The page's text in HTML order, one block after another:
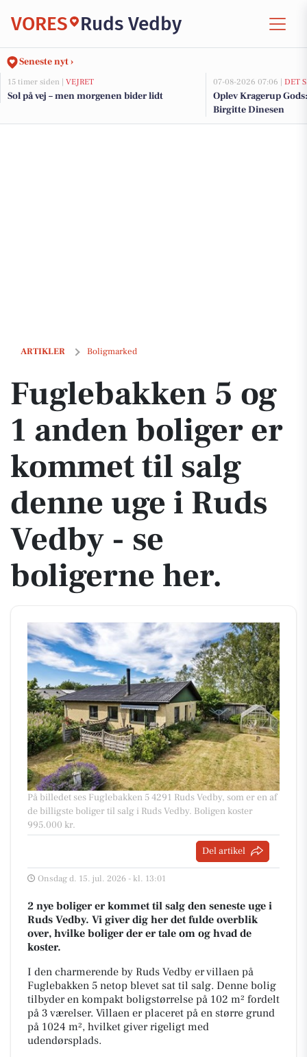
VORES Ruds Vedby
Seneste nyt ›
15 timer siden | VEJRET
Sol på vej – men morgenen bider lidt
07-08-2026 07:06 | DET
Oplev Kragerup
Birgitte Dinesen
ARTIKLER Boligmarked
Fuglebakken 5 og 1 anden boliger er kommet til salg denne uge i
Fuglebakken 5 og
1 anden boliger er
kommet til salg
denne uge i Ruds
Vedby - se
boligerne her.
På billedet ses Fuglebakken 5 4291 Ruds Vedby, som er en af
de billigste boliger til salg i Ruds Vedby. Boligen koster
995.000 kr.
Del artikel
Onsdag d. 15. jul. 2026 - kl. 13:01
2 nye boliger er kommet til salg den seneste uge i
Ruds Vedby. Vi giver dig her det fulde overblik
over, hvilke boliger der er tale om og hvad de
koster.
I den charmerende by Ruds Vedby er villaen på
Fuglebakken 5 netop blevet sat til salg. Denne bolig
tilbyder en kompakt boligstørrelse på 102 m² fordelt
på 3 værelser. Villaen er placeret på en større grund
på 1024 m², hvilket giver rigeligt med
udendørsplads.